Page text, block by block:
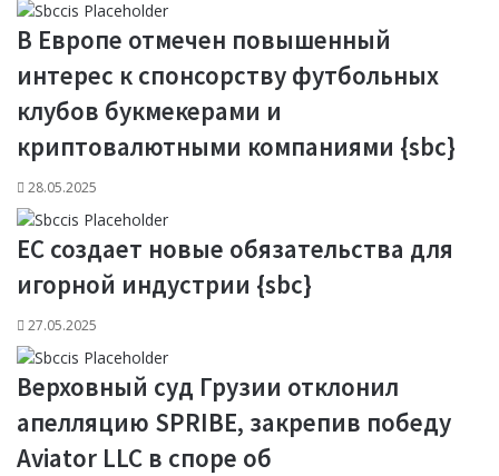
​​В Европе отмечен повышенный
интерес к спонсорству футбольных
клубов букмекерами и
криптовалютными компаниями {sbc}
28.05.2025
ЕС создает новые обязательства для
игорной индустрии {sbc}
27.05.2025
Верховный суд Грузии отклонил
апелляцию SPRIBE, закрепив победу
Aviator LLC в споре об